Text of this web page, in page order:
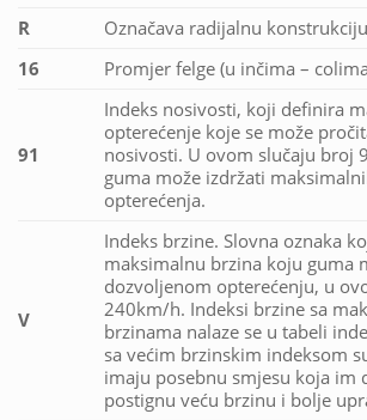
R
Označava radijalnu
16
Promjer felge (u inčima –
91
Indeks nosivosti, koji definira
opterećenje koje se može
nosivosti. U ovom slučaju broj
guma može izdržati
opterećenja.
V
Indeks brzine. Slovna oznaka
maksimalnu brzina koju guma
dozvoljenom opterećenju, u
240km/h. Indeksi brzine sa
brzinama nalaze se u tabeli
sa većim brzinskim indeksom
imaju posebnu smjesu koja im
postignu veću brzinu i bolje